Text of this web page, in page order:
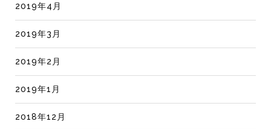
2019年4月
2019年3月
2019年2月
2019年1月
2018年12月